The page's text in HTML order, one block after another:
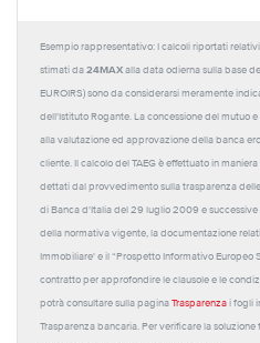
Esempio rappresentativo: I calcoli riportati
stimati da 24MAX alla data odierna sulla base
EUROIRS) sono da considerarsi meramente
dell'Istituto Rogante. La concessione del mutuo
alla valutazione ed approvazione della banca
cliente. Il calcolo del TAEG è effettuato in
dettati dal provvedimento sulla trasparenza
di Banca d'Italia del 29 luglio 2009 e
della normativa vigente, la documentazione
Immobiliare' e il “Prospetto Informativo
contratto per approfondire le clausole e le
potrà consultare sulla pagina Trasparenza i fogli
Trasparenza bancaria. Per verificare la